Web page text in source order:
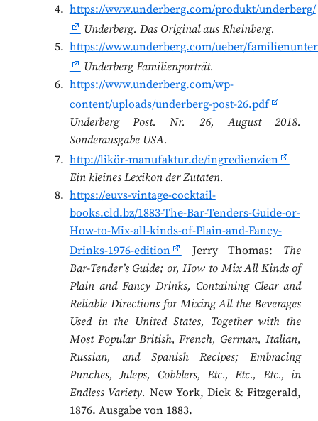
https://www.underberg.com/produkt/underberg/
Underberg. Das Original aus Rheinberg.
https://www.underberg.com/ueber/
Underberg Familienporträt.
https://www.underberg.com/wp-
content/uploads/underberg-post-26.pdf
Underberg Post. Nr. 26, August 2018.
Sonderausgabe USA.
http://likör-manufaktur.de/ingredienzien
Ein kleines Lexikon der Zutaten.
https://euvs-vintage-cocktail-
books.cld.bz/1883-The-Bar-Tenders-Guide-or-
How-to-Mix-all-kinds-of-Plain-and-Fancy-
Drinks-1976-edition
Jerry Thomas: The
Bar-Tender’s Guide; or, How to Mix All Kinds of
Plain and Fancy Drinks, Containing Clear and
Reliable Directions for Mixing All the Beverages
Used in the United States, Together with the
Most Popular British, French, German, Italian,
Russian, and Spanish Recipes; Embracing
Punches, Juleps, Cobblers, Etc., Etc., Etc., in
Endless Variety. New York, Dick & Fitzgerald,
1876. Ausgabe von 1883.